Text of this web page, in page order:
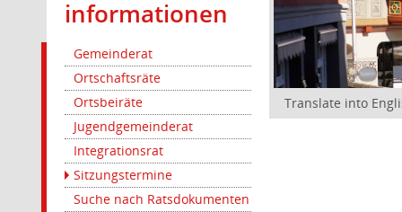
informationen
Gemeinderat
Ortschaftsräte
Ortsbeiräte
Jugendgemeinderat
Integrationsrat
Sitzungstermine
Suche nach Ratsdokumenten
Translate into